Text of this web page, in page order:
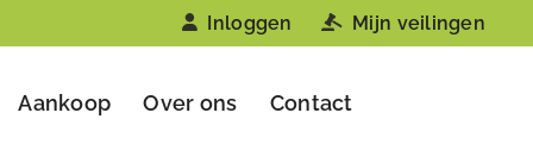
Inloggen Mijn veilingen
Aankoop Over ons Contact